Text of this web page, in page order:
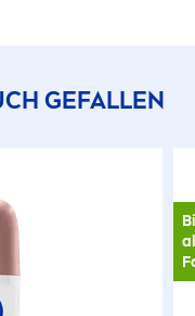
GEFALLEN